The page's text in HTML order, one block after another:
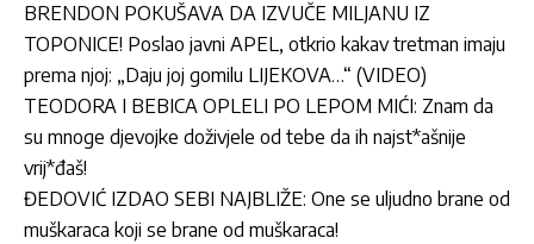
BRENDON POKUŠAVA DA IZVUČE MILJANU IZ
TOPONICE! Poslao javni APEL, otkrio kakav tretman imaju
prema njoj: „Daju joj gomilu LIJEKOVA…“ (VIDEO)
TEODORA I BEBICA OPLELI PO LEPOM MIĆI: Znam da
su mnoge djevojke doživjele od tebe da ih najst*ašnije
vrij*đaš!
ĐEDOVIĆ IZDAO SEBI NAJBLIŽE: One se uljudno brane od
muškaraca koji se brane od muškaraca!